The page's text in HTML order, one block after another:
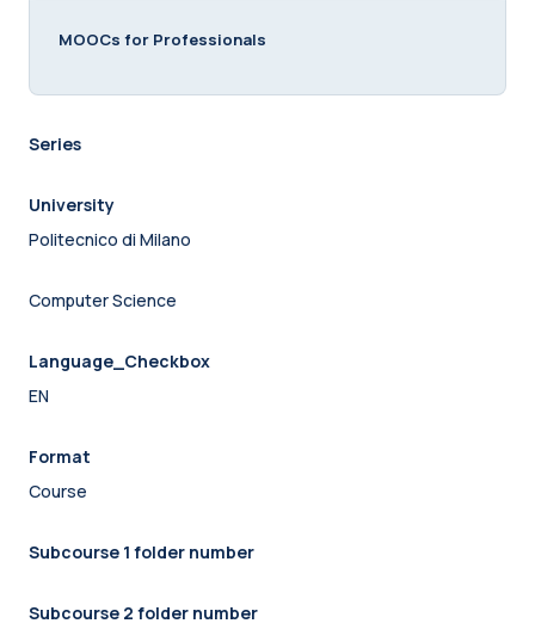
MOOCs for Professionals
Series
University
Politecnico di Milano
Computer Science
Language_Checkbox
EN
Format
Course
Subcourse 1 folder number
Subcourse 2 folder number